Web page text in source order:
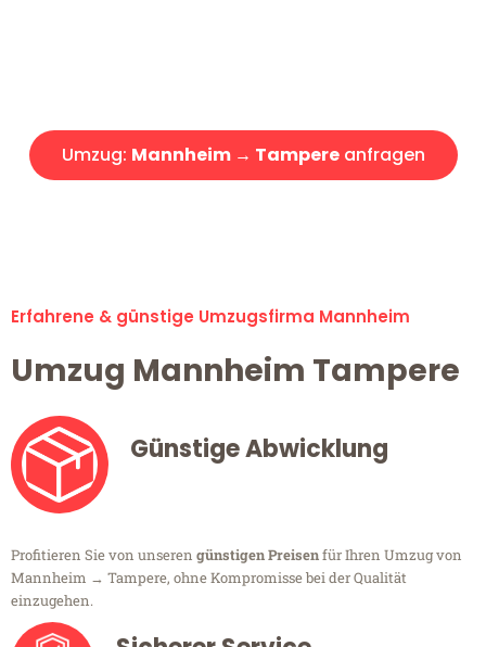
Umzug: Mannheim → Tampereanfragen
Erfahrene & günstige Umzugsfirma Mannheim
Umzug Mannheim Tampere
Günstige Abwicklung
Profitieren Sie von unseren günstigen Preisenfür Ihren Umzug von
Mannheim → Tampere, ohne Kompromisse bei der Qualität
einzugehen.